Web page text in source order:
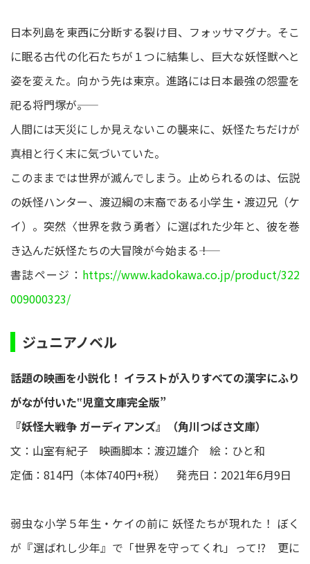
日本列島を東西に分断する裂け目、フォッサマグナ。そこ
に眠る古代の化石たちが１つに結集し、巨大な妖怪獣へと
姿を変えた。向かう先は東京。進路には日本最強の怨霊を
祀る将門塚が――。
人間には天災にしか見えないこの襲来に、妖怪たちだけが
真相と行く末に気づいていた。
このままでは世界が滅んでしまう。止められるのは、伝説
の妖怪ハンター、渡辺綱の末裔である小学生・渡辺兄（ケ
イ）。突然〈世界を救う勇者〉に選ばれた少年と、彼を巻
き込んだ妖怪たちの大冒険が今始まる――！
書誌ページ： https://www.kadokawa.co.jp/product/322
009000323/
ジュニアノベル
話題の映画を小説化！ イラストが入りすべての漢字にふり
がなが付いた‟児童文庫完全版”
『妖怪大戦争 ガーディアンズ』（角川つばさ文庫）
文：山室有紀子 映画脚本：渡辺雄介 絵：ひと和
定価：814円（本体740円+税） 発売日：2021年6月9日
弱虫な小学５年生・ケイの前に 妖怪たちが現れた！ ぼく
が『選ばれし少年』で「世界を守ってくれ」って!? 更に